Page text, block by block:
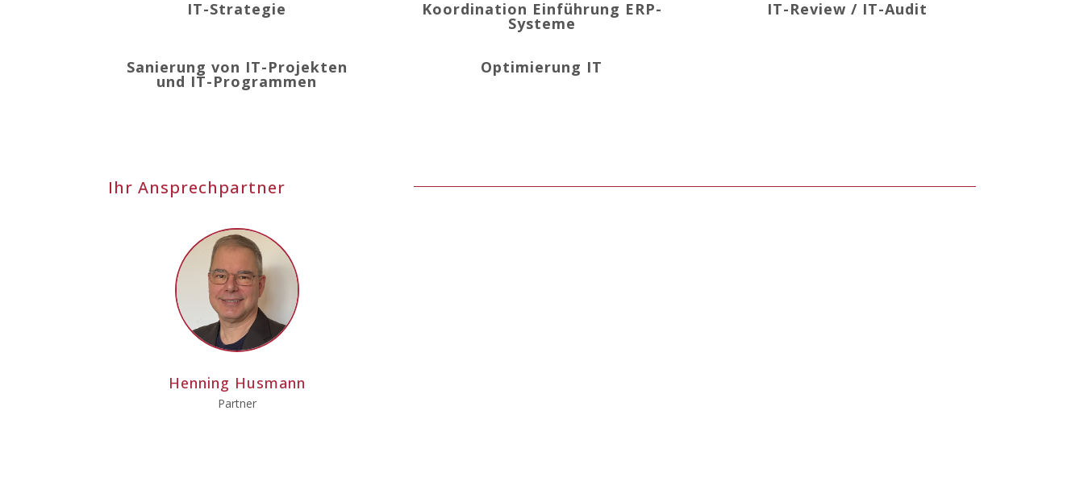
IT-Strategie Koordination Einführung ERP-
Systeme
IT-Review / IT-Audit
Sanierung von IT-Projekten
und IT-Programmen
Optimierung IT
Ihr Ansprechpartner
Henning Husmann
Partner